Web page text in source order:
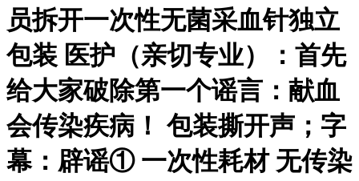
员拆开一次性无菌采血针独立
包装 医护（亲切专业）：首先
给大家破除第一个谣言：献血
会传染疾病！ 包装撕开声；字
幕：辟谣① 一次性耗材 无传染